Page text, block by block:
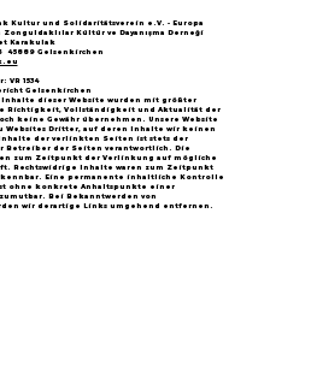
Kultur und Solidaritätsverein e.V. - Europa
Zonguldaklılar Kültür ve Dayanışma Derneği
Karakulak
45889 Gelsenkirchen
VR 1534
Gelsenkirchen
Inhalte dieser Website wurden mit größter
Richtigkeit, Vollständigkeit und Aktualität der
keine Gewähr übernehmen. Unsere Website
Websites Dritter, auf deren Inhalte wir keinen
Inhalte der verlinkten Seiten ist stets der
Betreiber der Seiten verantwortlich. Die
zum Zeitpunkt der Verlinkung auf mögliche
Rechtswidrige Inhalte waren zum Zeitpunkt
Eine permanente inhaltliche Kontrolle
ohne konkrete Anhaltspunkte einer
Bei Bekanntwerden von
wir derartige Links umgehend entfernen.